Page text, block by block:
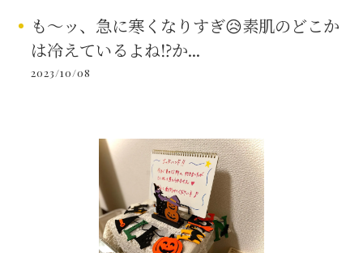
も〜ッ、急に寒くなりすぎ😥素肌のどこか
は冷えているよね⁉️か...
2023/10/08